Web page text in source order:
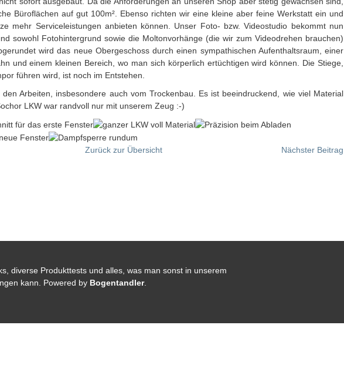
Büroflächen auf gut 100m². Ebenso richten wir eine kleine aber feine Werkstatt ein und
mehr Serviceleistungen anbieten können. Unser Foto- bzw. Videostudio bekommt nun
sowohl Fotohintergrund sowie die Moltonvorhänge (die wir zum Videodrehen brauchen)
wird das neue Obergeschoss durch einen sympathischen Aufenthaltsraum, einer
und einem kleinen Bereich, wo man sich körperlich ertüchtigen wird können. Die Stiege,
führen wird, ist noch im Entstehen.
Arbeiten, insbesondere auch vom Trockenbau. Es ist beeindruckend, wie viel Material
LKW war randvoll nur mit unserem Zeug :-)
Zurück zur Übersicht Nächster Beitrag
diverse Produkttests und alles, was man sonst in unserem
kann. Powered by Bogentandler.